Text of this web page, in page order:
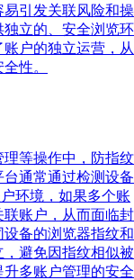
引发关联风险和操
立的、安全浏览环
户的独立运营，从
性。
等操作中，防指纹
通常通过检测设备
环境，如果多个账
账户，从而面临封
备的浏览器指纹和
避免因指纹相似被
多账户管理的安全